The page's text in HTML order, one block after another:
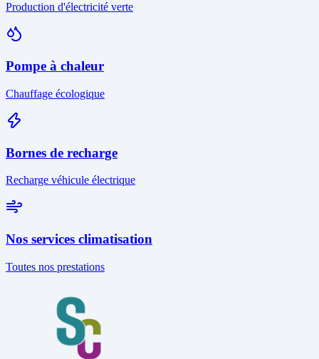
Production d'électricité verte
Pompe à chaleur
Chauffage écologique
Bornes de recharge
Recharge véhicule électrique
Nos services climatisation
Toutes nos prestations